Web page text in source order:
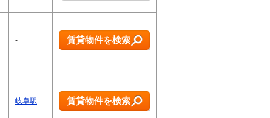
- 賃貸物件を検索
岐阜駅 賃貸物件を検索